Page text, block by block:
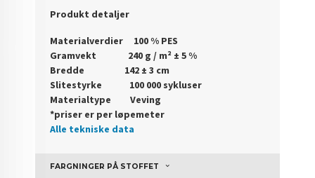
Produkt detaljer
Materialverdier 100 % PES
Gramvekt 240 g / m² ± 5 %
Bredde 142 ± 3 cm
Slitestyrke 100 000 sykluser
Materialtype Veving
*priser er per løpemeter
Alle tekniske data
FARGNINGER PÅ STOFFET